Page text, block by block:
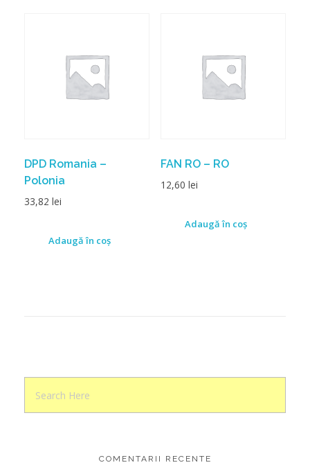
DPD Romania –
Polonia
33,82 lei
Adaugă în coș
FAN RO – RO
12,60 lei
Adaugă în coș
COMENTARII RECENTE